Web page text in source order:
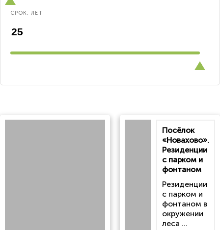
СРОК, ЛЕТ
Посёлок
«Новахово».
Резиденции
с парком и
фонтаном
Резиденции
с парком и
фонтаном в
окружении
леса ...